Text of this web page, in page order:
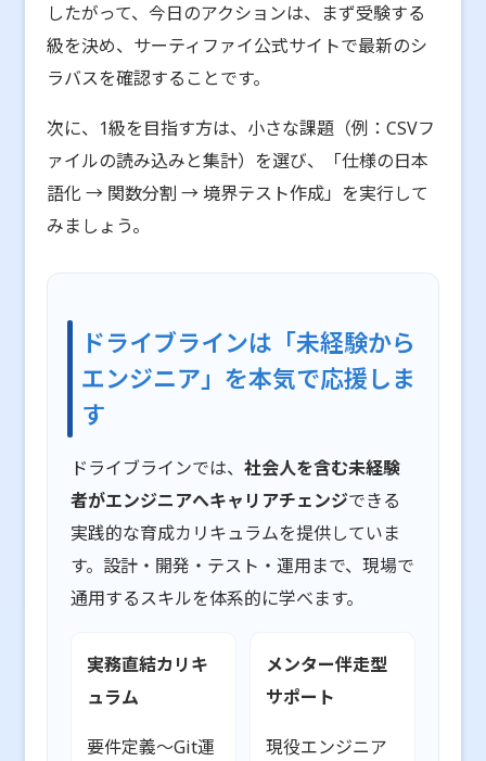
したがって、今日のアクションは、まず受験する
級を決め、サーティファイ公式サイトで最新のシ
ラバスを確認することです。
次に、1級を目指す方は、小さな課題（例：CSVフ
ァイルの読み込みと集計）を選び、「仕様の日本
語化 → 関数分割 → 境界テスト作成」を実行して
みましょう。
ドライブラインは「未経験から
エンジニア」を本気で応援しま
す
ドライブラインでは、 社会人を含む未経験
者がエンジニアへキャリアチェンジできる
実践的な育成カリキュラムを提供していま
す。設計・開発・テスト・運用まで、現場で
通用するスキルを体系的に学べます。
実務直結カリキ
ュラム
要件定義〜Git運
メンター伴走型
サポート
現役エンジニア